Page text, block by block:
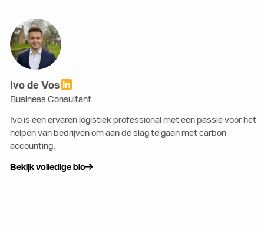
Ivo de Vos
Business Consultant
Ivo is een ervaren logistiek professional met een passie voor het
helpen van bedrijven om aan de slag te gaan met carbon
accounting.
Bekijk volledige bio